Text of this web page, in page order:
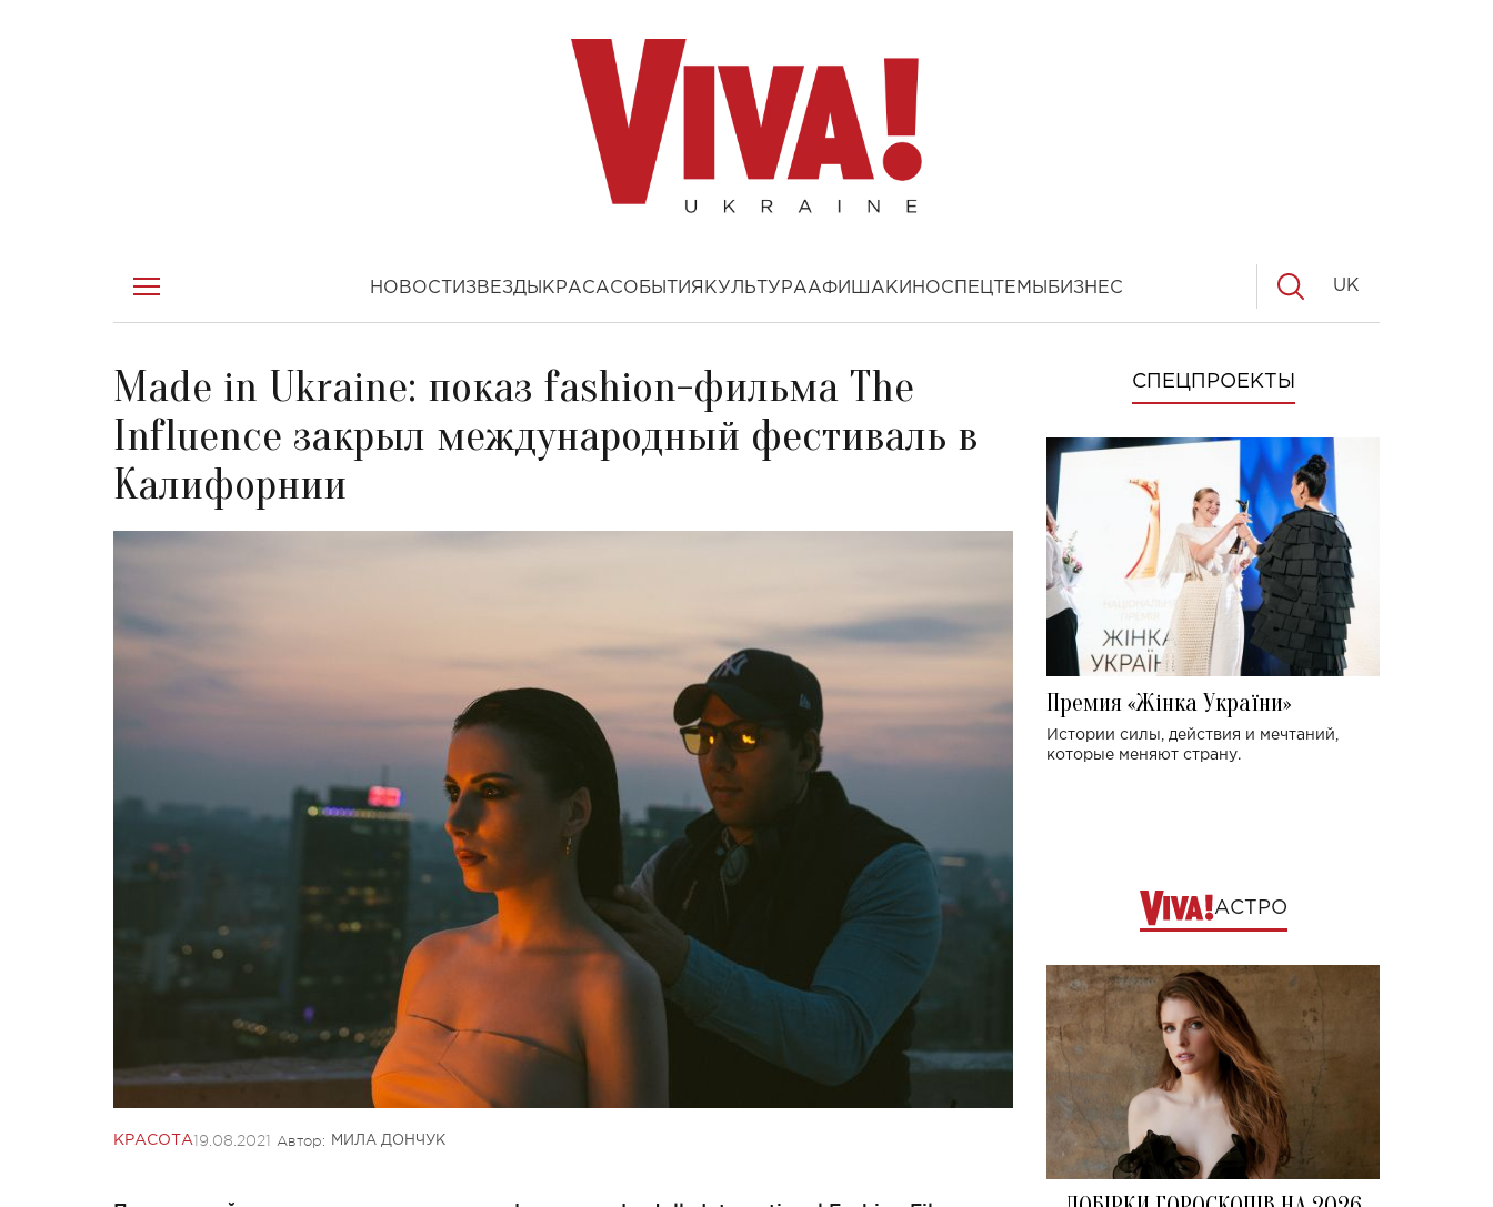
НОВОСТИ ЗВЕЗДЫ КРАСАСОБЫТИЯ КУЛЬТУРААФИША КИНОСПЕЦТЕМЫ БИЗНЕС UK
Made in Ukraine: показ fashion-фильма The
Influence закрыл международный фестиваль в
Калифорнии
КРАСОТА19.08.2021 Автор: МИЛА ДОНЧУК
СПЕЦПРОЕКТЫ
Премия «Жінка України»
Истории силы, действия и мечтаний,
которые меняют страну.
АСТРО